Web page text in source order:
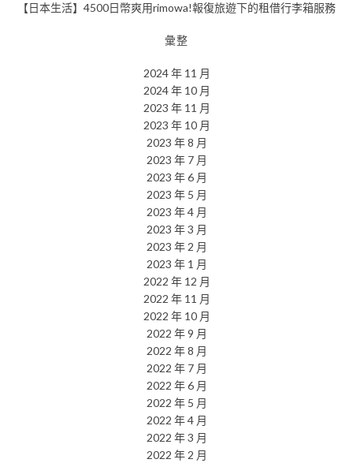
【日本生活】4500日幣爽用rimowa!報復旅遊下的租借行李箱服務
彙整
2024 年 11 月
2024 年 10 月
2023 年 11 月
2023 年 10 月
2023 年 8 月
2023 年 7 月
2023 年 6 月
2023 年 5 月
2023 年 4 月
2023 年 3 月
2023 年 2 月
2023 年 1 月
2022 年 12 月
2022 年 11 月
2022 年 10 月
2022 年 9 月
2022 年 8 月
2022 年 7 月
2022 年 6 月
2022 年 5 月
2022 年 4 月
2022 年 3 月
2022 年 2 月